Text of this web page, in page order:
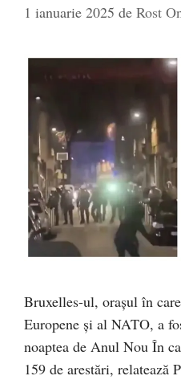
1 ianuarie 2025 de Rost
Bruxelles-ul, oraşul în
Europene şi al NATO, a
noaptea de Anul Nou În
159 de arestări, relatează